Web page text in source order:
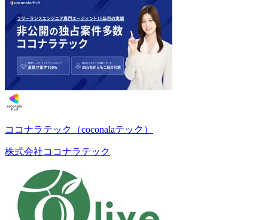
ココナラテック（coconalaテック）
株式会社ココナラテック